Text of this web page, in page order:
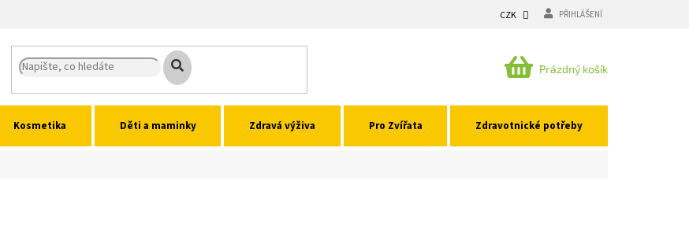
CZK PŘIHLÁŠENÍ
NÁKUPNÍ
Prázdný košík
Kosmetika Děti a maminky Zdravá výživa Pro Zvířata Zdravotnické potřeby